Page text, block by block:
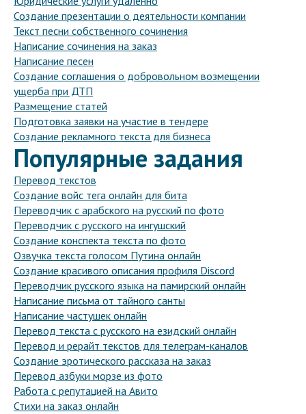
Создание презентации о деятельности компании
Текст песни собственного сочинения
Написание сочинения на заказ
Написание песен
Создание соглашения о добровольном возмещении
ущерба при ДТП
Размещение статей
Подготовка заявки на участие в тендере
Создание рекламного текста для бизнеса
Популярные задания
Перевод текстов
Создание войс тега онлайн для бита
Переводчик с арабского на русский по фото
Переводчик с русского на ингушский
Создание конспекта текста по фото
Озвучка текста голосом Путина онлайн
Создание красивого описания профиля Discord
Переводчик русского языка на памирский онлайн
Написание письма от тайного санты
Написание частушек онлайн
Перевод текста с русского на езидский онлайн
Перевод и рерайт текстов для телеграм-каналов
Создание эротического рассказа на заказ
Перевод азбуки морзе из фото
Работа с репутацией на Авито
Стихи на заказ онлайн